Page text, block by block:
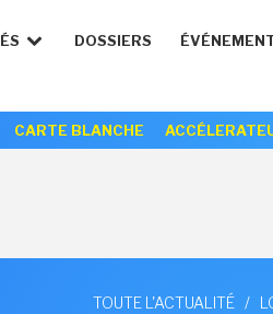
DOSSIERS
CARTE BLANCHE
TOUTE L'ACTUALITÉ /